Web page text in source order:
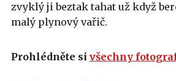
zvyklý ji beztak tahat už když
malý plynový vařič.
Prohlédněte si všechny